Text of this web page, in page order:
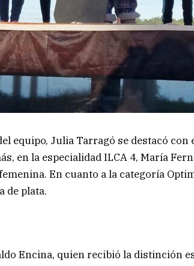
equipo, Julia Tarragó se destacó con
en la especialidad ILCA 4, María
En cuanto a la categoría
de plata.
Encina, quien recibió la distinción